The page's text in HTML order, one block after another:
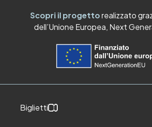
Scopri il progettorealizzato
dell’Unione Europea, Next
Biglietti